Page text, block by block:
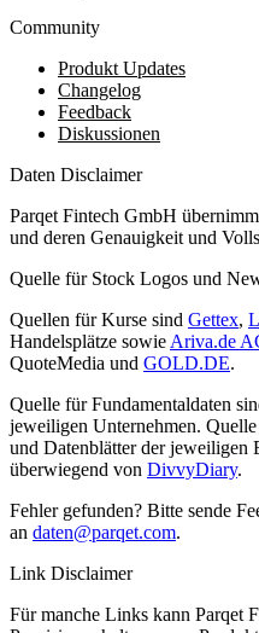
Community
Produkt Updates
Changelog
Feedback
Diskussionen
Daten Disclaimer
Parqet Fintech GmbH
und deren Genauigkeit und
Quelle für Stock Logos und
Quellen für Kurse sind Gettex,
Handelsplätze sowie Ariva.de
QuoteMedia und GOLD.DE.
Quelle für Fundamentaldaten
jeweiligen Unternehmen.
und Datenblätter der
überwiegend von DivvyDiary.
Fehler gefunden? Bitte sende
an daten@parqet.com.
Link Disclaimer
Für manche Links kann Parqet